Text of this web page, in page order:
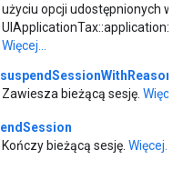
użyciu opcji udostępnionych w
Więcej...
suspendSessionWithReason:
Zawiesza bieżącą sesję.
endSession
Kończy bieżącą sesję. Więcej...